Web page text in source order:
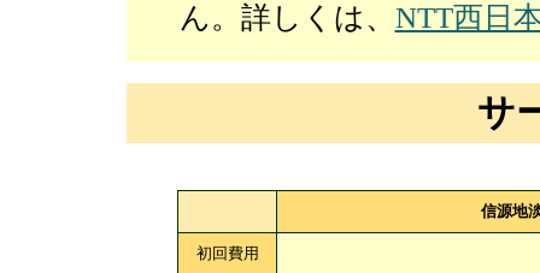
ん。詳しくは、 NTT西日
サ
信源地
初回費用